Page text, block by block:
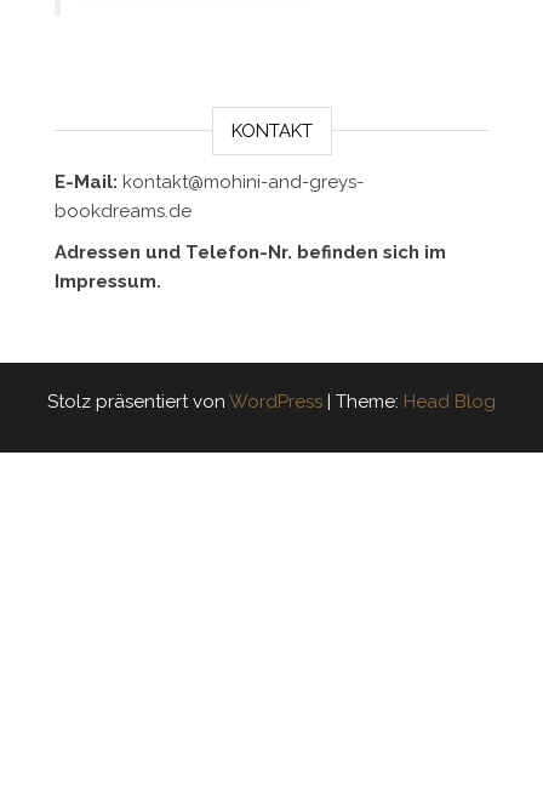
KONTAKT
E-Mail: kontakt@mohini-and-greys-
bookdreams.de
Adressen und Telefon-Nr. befinden sich im
Impressum.
Stolz präsentiert von WordPress | Theme: Head Blog